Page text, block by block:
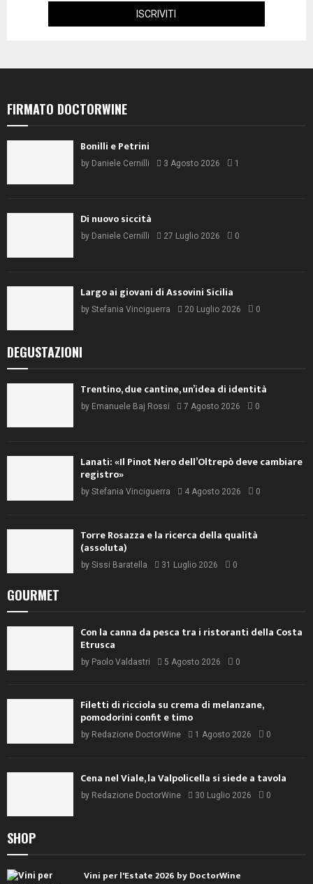
FIRMATO DOCTORWINE
Bonilli e Petrini
by Daniele Cernilli 3 Agosto 2026 1
Di nuovo siccità
by Daniele Cernilli 27 Luglio 2026 0
Largo ai giovani di Assovini Sicilia
by Stefania Vinciguerra 20 Luglio 2026 0
DEGUSTAZIONI
Trentino, due cantine, un’idea di identità
by Emanuele Baj Rossi 7 Agosto 2026 0
Lanati: «Il Pinot Nero dell’Oltrepò deve cambiare
registro»
by Stefania Vinciguerra 4 Agosto 2026 0
Torre Rosazza e la ricerca della qualità
(assoluta)
by Sissi Baratella 31 Luglio 2026 0
GOURMET
Con la canna da pesca tra i ristoranti della Costa
Etrusca
by Paolo Valdastri 5 Agosto 2026 0
Filetti di ricciola su crema di melanzane,
pomodorini confit e timo
by Redazione DoctorWine 1 Agosto 2026 0
Cena nel Viale, la Valpolicella si siede a tavola
by Redazione DoctorWine 30 Luglio 2026 0
SHOP
Vini per l'Estate 2026 by DoctorWine